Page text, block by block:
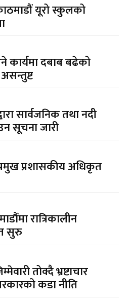
यूरो स्कुलको
कार्यमा दबाब बढेको
सार्वजनिक तथा नदी
सूचना जारी
प्रशासकीय अधिकृत
रात्रिकालीन
सुरु
तोक्दै भ्रष्टाचार
कडा नीति